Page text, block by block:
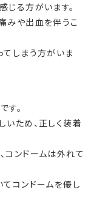
じる方がいます。
みや出血を伴うこ
てしまう方がいま
す。
いため、正しく装着
コンドームは外れて
コンドームを優し